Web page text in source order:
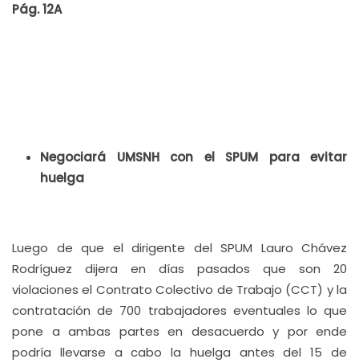
Pág. 12A
Negociará UMSNH con el SPUM para evitar
huelga
Luego de que el dirigente del SPUM Lauro Chávez
Rodríguez dijera en días pasados que son 20
violaciones el Contrato Colectivo de Trabajo (CCT) y la
contratación de 700 trabajadores eventuales lo que
pone a ambas partes en desacuerdo y por ende
podría llevarse a cabo la huelga antes del 15 de